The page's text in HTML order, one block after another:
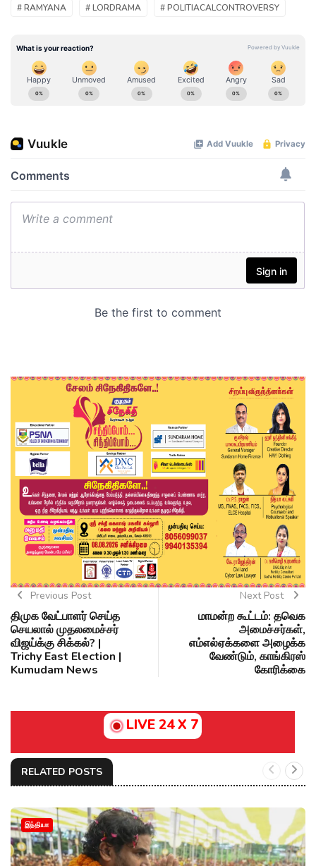
# RAMYANA # LORDRAMA # POLITIACALCONTROVERSY
Previous Post
திமுக வேட்பாளர் செய்த
செயலால் முதலமைச்சர்
விஜய்க்கு சிக்கல்? |
Trichy East Election |
Kumudam News
Next Post
மாமன்ற கூட்டம்: தவெக
அமைச்சர்கள்,
எம்எல்ஏக்களை அழைக்க
வேண்டும், காங்கிரஸ்
கோரிக்கை
LIVE 24 X 7
RELATED POSTS
இந்தியா